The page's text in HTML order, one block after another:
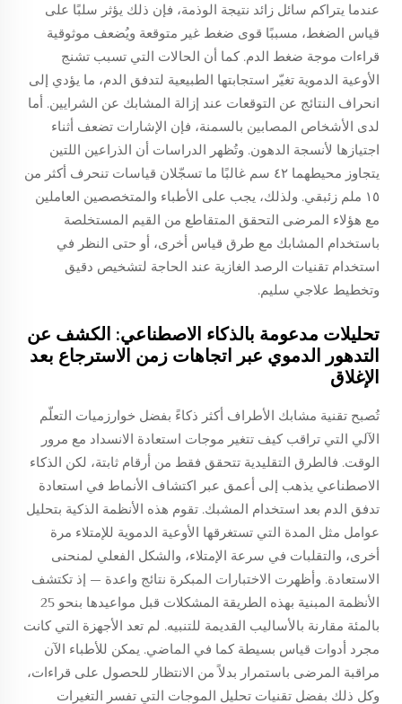
عندما يتراكم سائل زائد نتيجة الوذمة، فإن ذلك يؤثر سلبًا على
قياس الضغط، مسببًا قوى ضغط غير متوقعة ويُضعف موثوقية
قراءات موجة ضغط الدم. كما أن الحالات التي تسبب تشنج
الأوعية الدموية تغيّر استجابتها الطبيعية لتدفق الدم، ما يؤدي إلى
انحراف النتائج عن التوقعات عند إزالة المشابك عن الشرايين. أما
لدى الأشخاص المصابين بالسمنة، فإن الإشارات تضعف أثناء
اجتيازها لأنسجة الدهون. وتُظهر الدراسات أن الذراعين اللتين
يتجاوز محيطهما ٤٢ سم غالبًا ما تسجّلان قياسات تنحرف أكثر من
١٥ ملم زئبقي. ولذلك، يجب على الأطباء والمتخصصين العاملين
مع هؤلاء المرضى التحقق المتقاطع من القيم المستخلصة
باستخدام المشابك مع طرق قياس أخرى، أو حتى النظر في
استخدام تقنيات الرصد الغازية عند الحاجة لتشخيص دقيق
وتخطيط علاجي سليم.
تحليلات مدعومة بالذكاء الاصطناعي: الكشف عن
التدهور الدموي عبر اتجاهات زمن الاسترجاع بعد
الإغلاق
تُصبح تقنية مشابك الأطراف أكثر ذكاءً بفضل خوارزميات التعلّم
الآلي التي تراقب كيف تتغير موجات استعادة الانسداد مع مرور
الوقت. فالطرق التقليدية تتحقق فقط من أرقام ثابتة، لكن الذكاء
الاصطناعي يذهب إلى أعمق عبر اكتشاف الأنماط في استعادة
تدفق الدم بعد استخدام المشبك. تقوم هذه الأنظمة الذكية بتحليل
عوامل مثل المدة التي تستغرقها الأوعية الدموية للإمتلاء مرة
أخرى، والتقلبات في سرعة الإمتلاء، والشكل الفعلي لمنحنى
الاستعادة. وأظهرت الاختبارات المبكرة نتائج واعدة — إذ تكتشف
الأنظمة المبنية بهذه الطريقة المشكلات قبل مواعيدها بنحو 25
بالمئة مقارنة بالأساليب القديمة للتنبيه. لم تعد الأجهزة التي كانت
مجرد أدوات قياس بسيطة كما في الماضي. يمكن للأطباء الآن
مراقبة المرضى باستمرار بدلاً من الانتظار للحصول على قراءات،
وكل ذلك بفضل تقنيات تحليل الموجات التي تفسر التغيرات